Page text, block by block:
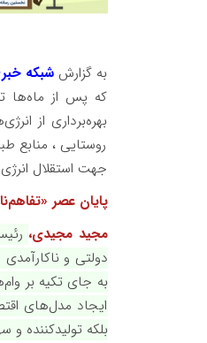
به گزارش شبکه
بهره‌برداری از
روستایی ، منابع
جهت استقلال
پایان عصر
مجید مجیدی،
دولتی و
به جای تکیه بر
ایجاد مدل‌های
بلکه تولیدکننده و